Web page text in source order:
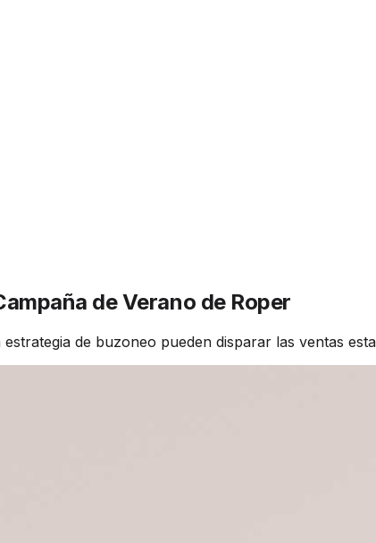
de Verano de Roper
de buzoneo pueden disparar las ventas